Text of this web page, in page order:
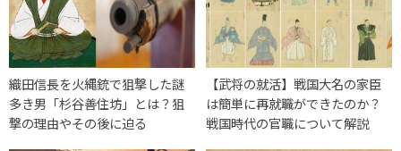
織田信長を火縄銃で狙撃した謎
多き男「杉谷善住坊」とは？狙
撃の理由やその後に迫る
【武将の就活】戦国大名の家臣
は簡単に再就職ができたのか？
戦国時代の官職について解説